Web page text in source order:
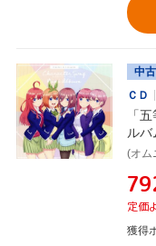
中古
ＣＤ
「
ルバ
定価
獲得